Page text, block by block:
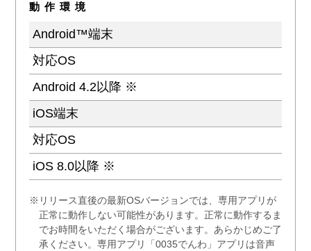
動作環境
Android™端末
対応OS
Android 4.2以降 ※
iOS端末
対応OS
iOS 8.0以降 ※
※リリース直後の最新OSバージョンでは、専用アプリが
正常に動作しない可能性があります。正常に動作するま
でお時間をいただく場合がございます。あらかじめご了
承ください。専用アプリ「0035でんわ」アプリは音声